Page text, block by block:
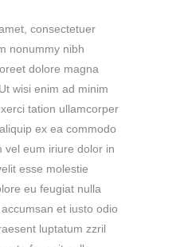
consectetuer
nonummy nibh
dolore magna
wisi enim ad minim
tation ullamcorper
ex ea commodo
vel eum iriure dolor in
esse molestie
eu feugiat nulla
et iusto odio
luptatum zzril